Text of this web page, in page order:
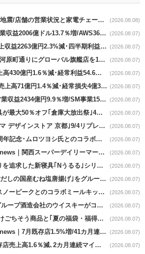
Weekly Review｜熊本地震/店舗の営業状況と家電チェーンの支援策 (2026.08.08)
Amazon news｜2Q営業収益2006億ドル13.7％増/AWS36.8％％増が貢献 (2026.08.07)
ニトリnews｜第1Q売上収益2263億円2.3%減･四半期利益1.4％減 (2026.08.07)
ユニクロnews｜京都･河原町通りにグローバル旗艦店を11/6開設 (2026.08.07)
AOKI news｜第1Q売上高430億円1.6％減･経常利益54.6％減 (2026.08.07)
はるやまnews｜第1Q売上高71億円1.4％減･経常損失4億3800万円 (2026.08.07)
バローnews｜第１Q営業収益2434億円9.9％増/SM事業15.5％増と絶好調 (2026.08.07)
島忠news｜展示品家具が最大50％オフ｢倉庫大放出祭｣4店舗限定で開催 (2026.08.07)
ロフトnews｜新生｢モマ デザインストア 京都｣9/4リプレイスオープン (2026.08.07)
ハンズnews｜創業50周年記念･ムロツヨシ氏とのコラボ企画｢ムロハンズ｣開催 (2026.08.07)
関西フードマーケットnews｜関西スーパーデイリーマート蒲生店8/7改装 (2026.08.07)
ニトリnews｜肌ざわりを追求した新寝具｢Nうるる｣シリーズを発売 (2026.08.07)
U.S.M.Hnews｜ ｢４種だしの国産むね塩唐揚げ｣をグループ610店で共同販促 (2026.08.07)
オイシックスnews｜スノーピークとのコラボミールキット8/13発売 (2026.08.07)
OICグループnews｜グループ酒造会社のウイスキーがコンペティション受賞 (2026.08.07)
PLANTnews｜お盆向けごちそう商品と｢夏の福袋・福得カート｣8/8から開催 (2026.08.07)
リテールパートナーズnews｜7月既存店1.5%増/41カ月連続増 (2026.08.07)
MrMax news｜7月既存店売上高1.6％減､2カ月連続マイナス (2026.08.07)